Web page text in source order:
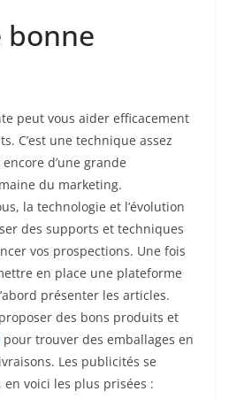
bonne
peut vous aider efficacement
C’est une technique assez
d’une grande
du marketing.
la technologie et l’évolution
des supports et techniques
vos prospections. Une fois
en place une plateforme
présenter les articles.
des bons produits et
pour trouver des emballages en
Les publicités se
voici les plus prisées :